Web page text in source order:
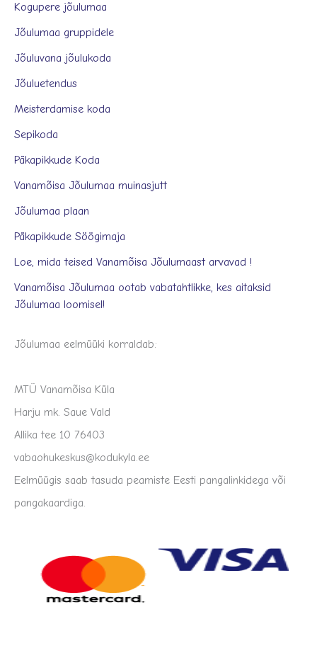
Kogupere jõulumaa
Jõulumaa gruppidele
Jõuluvana jõulukoda
Jõuluetendus
Meisterdamise koda
Sepikoda
Päkapikkude Koda
Vanamõisa Jõulumaa muinasjutt
Jõulumaa plaan
Päkapikkude Söögimaja
Loe, mida teised Vanamõisa Jõulumaast arvavad !
Vanamõisa Jõulumaa ootab vabatahtlikke, kes aitaksid
Jõulumaa loomisel!
Jõulumaa eelmüüki korraldab:
MTÜ Vanamõisa Küla
Harju mk. Saue Vald
Allika tee 10 76403
vabaohukeskus@kodukyla.ee
Eelmüügis saab tasuda peamiste Eesti pangalinkidega või
pangakaardiga.